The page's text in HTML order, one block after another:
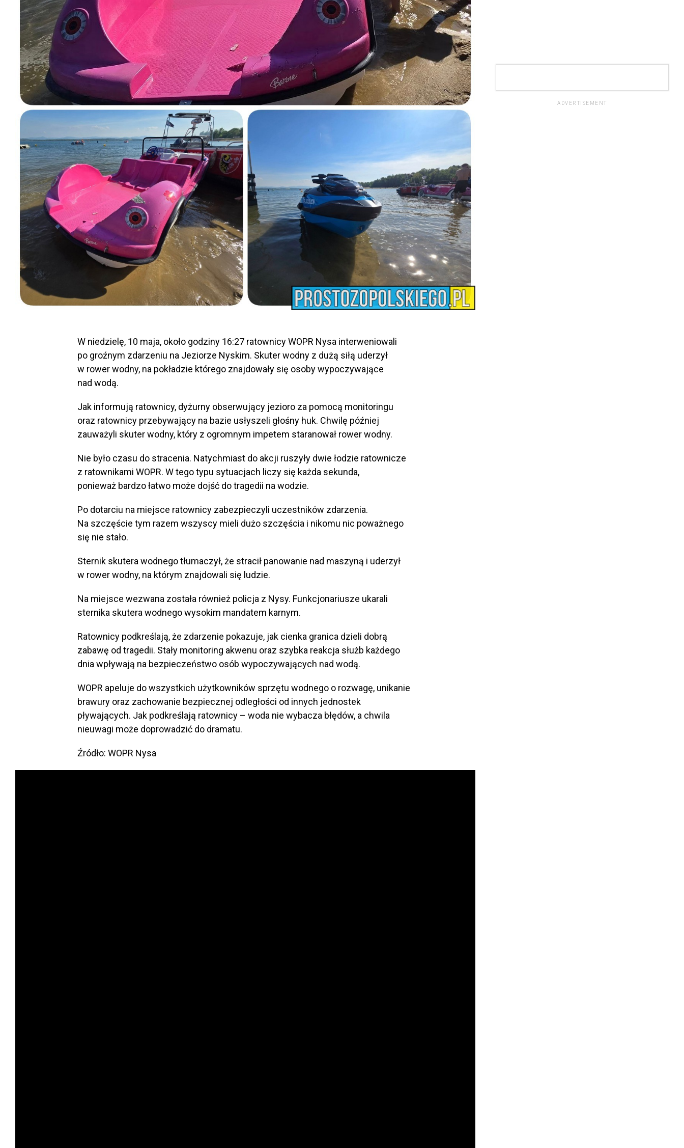
W niedzielę, 10 maja, około godziny 16:27 ratownicy WOPR Nysa interweniowali
po groźnym zdarzeniu na Jeziorze Nyskim. Skuter wodny z dużą siłą uderzył
w rower wodny, na pokładzie którego znajdowały się osoby wypoczywające
nad wodą.
Jak informują ratownicy, dyżurny obserwujący jezioro za pomocą monitoringu
oraz ratownicy przebywający na bazie usłyszeli głośny huk. Chwilę później
zauważyli skuter wodny, który z ogromnym impetem staranował rower wodny.
Nie było czasu do stracenia. Natychmiast do akcji ruszyły dwie łodzie ratownicze
z ratownikami WOPR. W tego typu sytuacjach liczy się każda sekunda,
ponieważ bardzo łatwo może dojść do tragedii na wodzie.
Po dotarciu na miejsce ratownicy zabezpieczyli uczestników zdarzenia.
Na szczęście tym razem wszyscy mieli dużo szczęścia i nikomu nic poważnego
się nie stało.
Sternik skutera wodnego tłumaczył, że stracił panowanie nad maszyną i uderzył
w rower wodny, na którym znajdowali się ludzie.
Na miejsce wezwana została również policja z Nysy. Funkcjonariusze ukarali
sternika skutera wodnego wysokim mandatem karnym.
Ratownicy podkreślają, że zdarzenie pokazuje, jak cienka granica dzieli dobrą
zabawę od tragedii. Stały monitoring akwenu oraz szybka reakcja służb każdego
dnia wpływają na bezpieczeństwo osób wypoczywających nad wodą.
WOPR apeluje do wszystkich użytkowników sprzętu wodnego o rozwagę, unikanie
brawury oraz zachowanie bezpiecznej odległości od innych jednostek
pływających. Jak podkreślają ratownicy – woda nie wybacza błędów, a chwila
nieuwagi może doprowadzić do dramatu.
Źródło: WOPR Nysa
ADVERTISEMENT